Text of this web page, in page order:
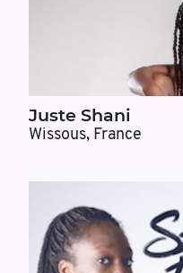
Juste Shani
Wissous, France